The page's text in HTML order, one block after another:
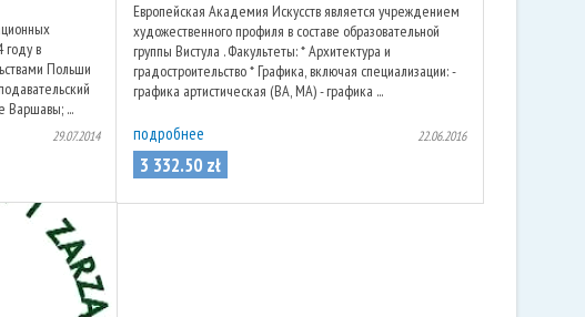
году в
Польши
Варшавы; ...
29.07.2014
Европейская Академия Искусств является учреждением
художественного профиля в составе образовательной
группы Вистула . Факультеты: * Архитектура и
градостроительство * Графика, включая специализации: -
графика артистическая (ВА, МА) - графика ...
подробнее 22.06.2016
3 332.50 zł